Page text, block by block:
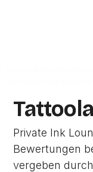
Private Ink
Bewertungen
vergeben